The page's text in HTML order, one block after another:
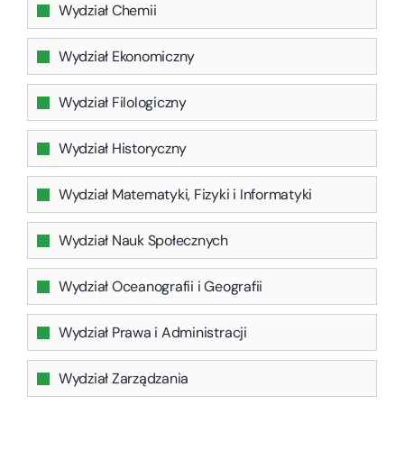
Wydział Chemii
Wydział Ekonomiczny
Wydział Filologiczny
Wydział Historyczny
Wydział Matematyki, Fizyki i Informatyki
Wydział Nauk Społecznych
Wydział Oceanografii i Geografii
Wydział Prawa i Administracji
Wydział Zarządzania